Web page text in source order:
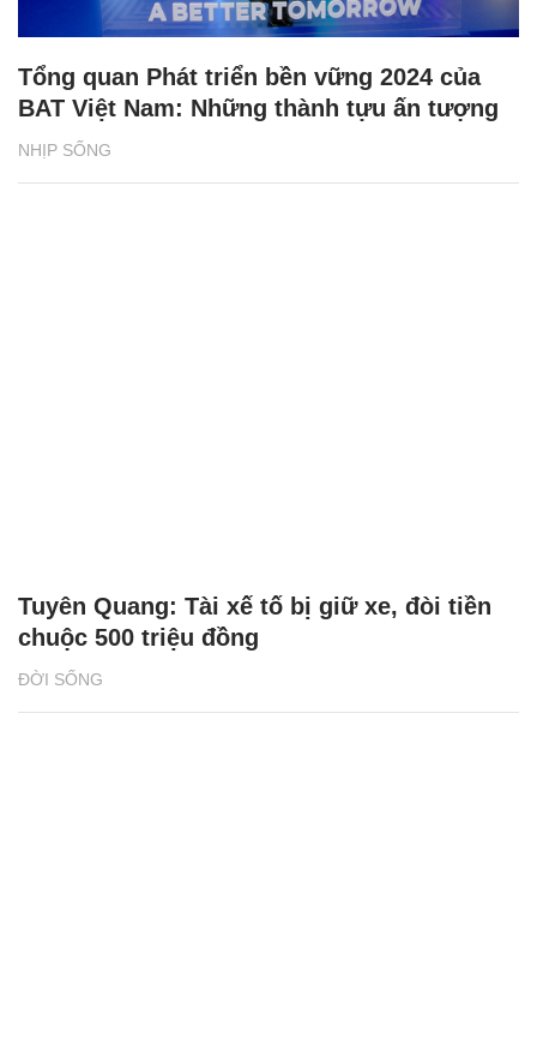
NHỊP SỐNG
Tổng quan Phát triển bền vững 2024 của
BAT Việt Nam: Những thành tựu ấn tượng
ĐỜI SỐNG
Tuyên Quang: Tài xế tố bị giữ xe, đòi tiền
chuộc 500 triệu đồng